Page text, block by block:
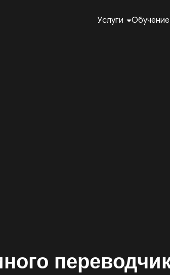
Услуги Обучение